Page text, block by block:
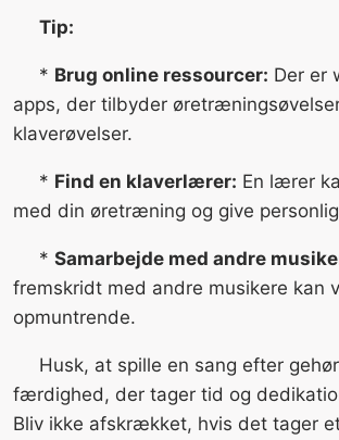
Tip:
* Brug online ressourcer: Der er
apps, der tilbyder
klaverøvelser.
* Find en klaverlærer: En lærer
med din øretræning og give
* Samarbejde med andre
fremskridt med andre musikere kan
opmuntrende.
Husk, at spille en sang efter
færdighed, der tager tid og
Bliv ikke afskrækket, hvis det tager